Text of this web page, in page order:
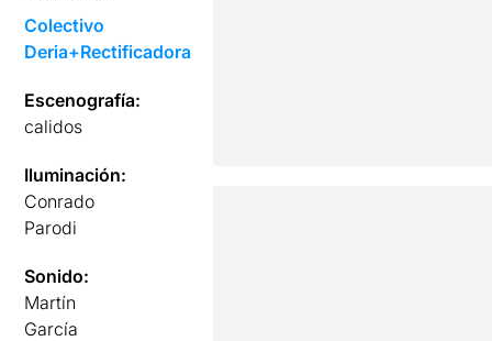
Colectivo
Deria+Rectificadora
Escenografía:
calidos
Iluminación:
Conrado
Parodi
Sonido:
Martín
García